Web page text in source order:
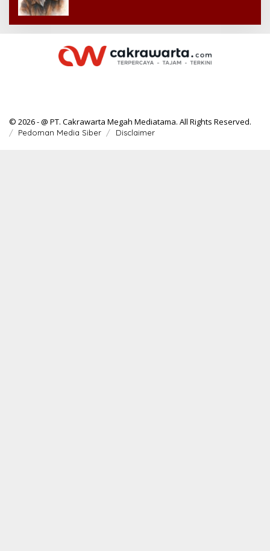
© 2026 - @ PT. Cakrawarta Megah Mediatama. All Rights Reserved.
Pedoman Media Siber Disclaimer